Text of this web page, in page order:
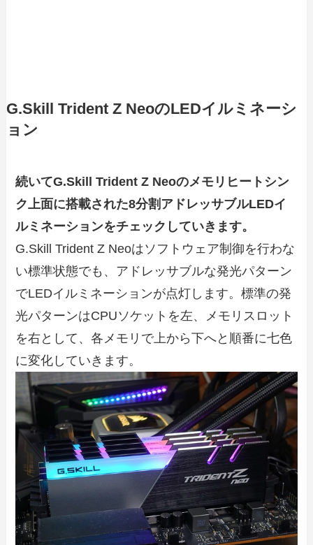
G.Skill Trident Z NeoのLEDイルミネーシ
ョン
続いてG.Skill Trident Z Neoのメモリヒートシン
ク上面に搭載された8分割アドレッサブルLEDイ
ルミネーションをチェックしていきます。
G.Skill Trident Z Neoはソフトウェア制御を行わな
い標準状態でも、アドレッサブルな発光パターン
でLEDイルミネーションが点灯します。標準の発
光パターンはCPUソケットを左、メモリスロット
を右として、各メモリで上から下へと順番に七色
に変化していきます。